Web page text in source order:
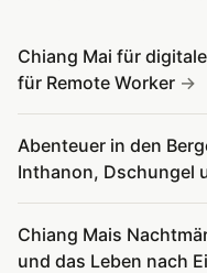
Chiang Mai für
für Remote Worker
Abenteuer in den
Inthanon, Dschungel
Chiang Mais
und das Leben nach